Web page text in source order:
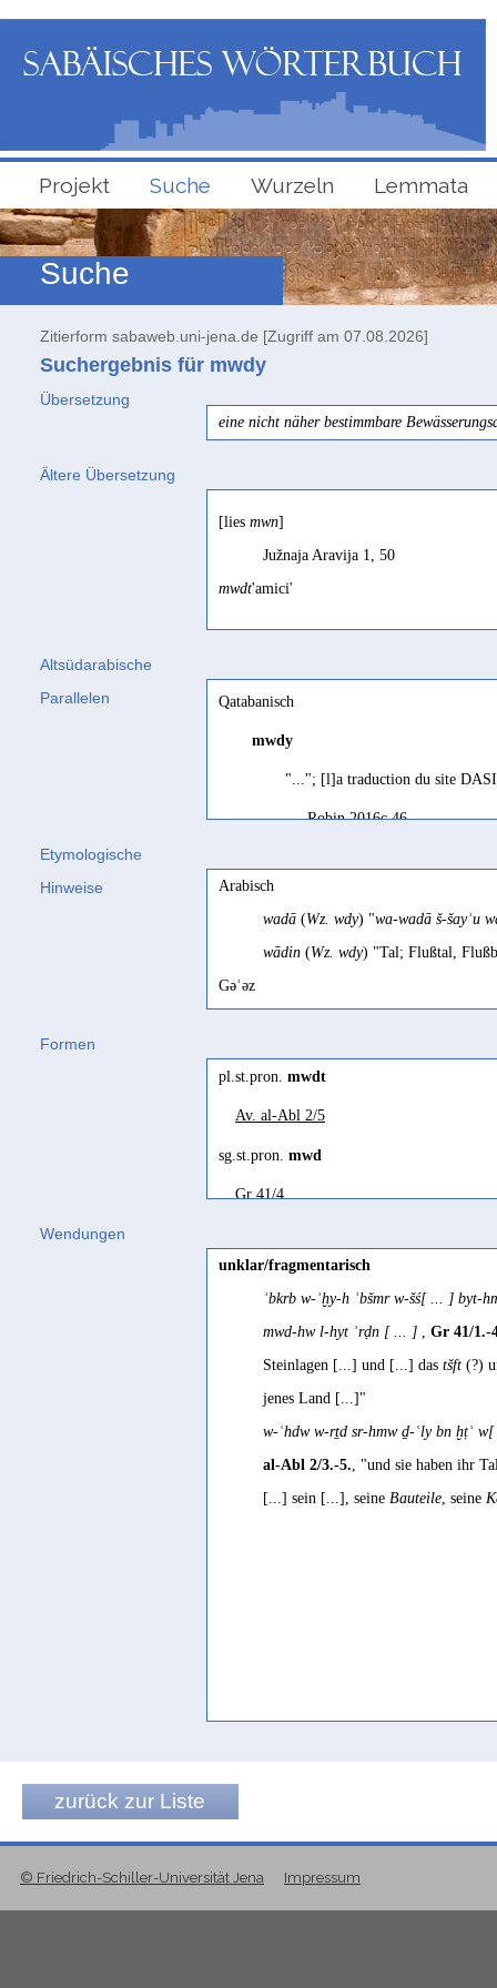
Projekt Suche Wurzeln Lemmata
Suche
Zitierform sabaweb.uni-jena.de [Zugriff am 07.08.2026]
Suchergebnis für mwdy
Übersetzung
eine nicht näher bestimmbare
Ältere Übersetzung
[lies mwn]
Južnaja Aravija 1, 50
mwdt'amici'
Altsüdarabische
Parallelen
Qatabanisch
mwdy
"..."; [l]a traduction du site DASI
Robin 2016c 46
eine nicht näher bestimmbare
reservoir, cistern
mwdy
Bewässerungsanlage
Maraqten 2014d 306
Etymologische
Hinweise
Arabisch
wadā (Wz. wdy) "wa-wadā š-šayʾu
wādin (Wz. wdy) "Tal; Flußtal,
Gəʿəz
ḥe-wōdi(Wz. wdy
Jemenitisch-Arabisch
mawdiyeh
wādī
ḥe-wōdi(Wz. wdy) "wadi,
Formen
pl.st.pron. mwdt
Av. al-Abl 2/5
sg.st.pron. mwd
Gr 41/4
Wendungen
unklar/fragmentarisch
ʾbkrb w-ʾḫy-h ʾbšmr w-šś[ ... ]
mwd-hw l-hyt ʾrḍn [ ... ] , Gr 41/1.-
Steinlagen [...] und [...] das tšft (?)
jenes Land [...]"
w-ʿhdw w-rṯd sr-hmw ḏ-ʿly bn ḫṭʾ
al-Abl 2/3.-5., "und sie haben ihr
[...] sein [...], seine Bauteile, seine
zurück zur Liste
© Friedrich-Schiller-Universität Jena Impressum